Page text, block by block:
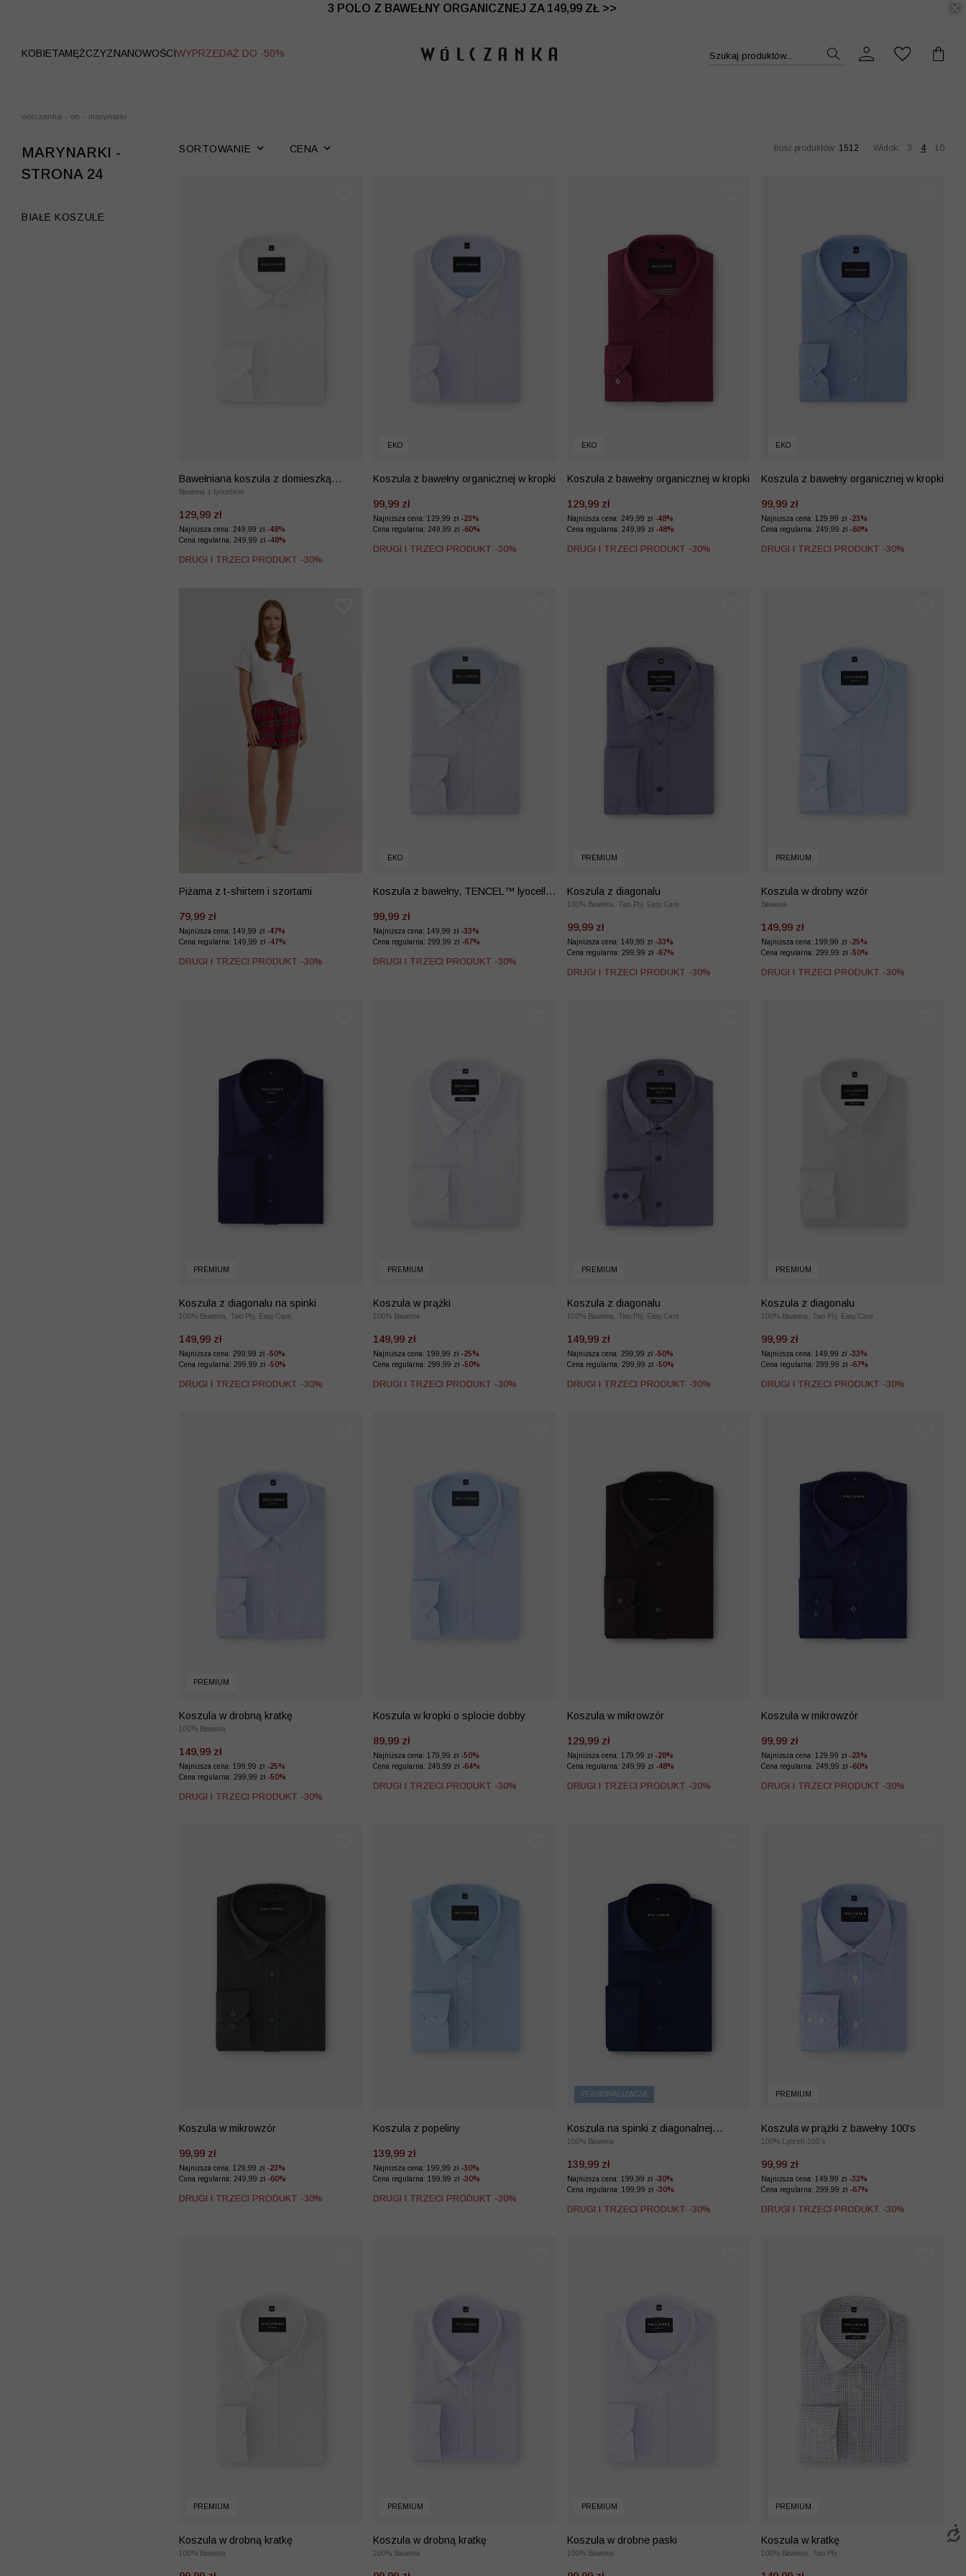
3 POLO Z BAWEŁNY ORGANICZNEJ ZA 149,99 ZŁ >>
WYPRZEDAŻ DO -50% | DODATKOWE -30% NA DRUGI I TRZECI PRODUKT >>
KOBIETAMĘŻCZYZNANOWOŚCIWYPRZEDAŻ DO -50% Szukaj produktów...
wólczanka - on - marynarki
MARYNARKI -
STRONA 24
BIAŁE KOSZULE
SORTOWANIE CENA Ilość produktów: 1512 Widok: 3 4 10
Bawełniana koszula z domieszką
lyocellu
Bawełna z lyocellem
129,99 zł
Najniższa cena: 249,99 zł -48%
Cena regularna: 249,99 zł -48%
DRUGI I TRZECI PRODUKT -30%
EKO
Koszula z bawełny organicznej w kropki
99,99 zł
Najniższa cena: 129,99 zł -23%
Cena regularna: 249,99 zł -60%
DRUGI I TRZECI PRODUKT -30%
EKO
Koszula z bawełny organicznej w kropki
129,99 zł
Najniższa cena: 249,99 zł -48%
Cena regularna: 249,99 zł -48%
DRUGI I TRZECI PRODUKT -30%
EKO
Koszula z bawełny organicznej w kropki
99,99 zł
Najniższa cena: 129,99 zł -23%
Cena regularna: 249,99 zł -60%
DRUGI I TRZECI PRODUKT -30%
Piżama z t-shirtem i szortami
79,99 zł
Najniższa cena: 149,99 zł -47%
Cena regularna: 149,99 zł -47%
DRUGI I TRZECI PRODUKT -30%
EKO
Koszula z bawełny, TENCEL™ lyocellu i
99,99 zł
Najniższa cena: 149,99 zł -33%
Cena regularna: 299,99 zł -67%
DRUGI I TRZECI PRODUKT -30%
PREMIUM
Koszula z diagonalu
100% Bawełna, Two Ply, Easy Care
99,99 zł
Najniższa cena: 149,99 zł -33%
Cena regularna: 299,99 zł -67%
DRUGI I TRZECI PRODUKT -30%
PREMIUM
Koszula w drobny wzór
Bawełna
149,99 zł
Najniższa cena: 199,99 zł -25%
Cena regularna: 299,99 zł -50%
DRUGI I TRZECI PRODUKT -30%
PREMIUM
Koszula z diagonalu na spinki
100% Bawełna, Two Ply, Easy Care
149,99 zł
Najniższa cena: 299,99 zł -50%
Cena regularna: 299,99 zł -50%
DRUGI I TRZECI PRODUKT -30%
PREMIUM
Koszula w prążki
100% Bawełna
149,99 zł
Najniższa cena: 199,99 zł -25%
Cena regularna: 299,99 zł -50%
DRUGI I TRZECI PRODUKT -30%
PREMIUM
Koszula z diagonalu
100% Bawełna, Two Ply, Easy Care
149,99 zł
Najniższa cena: 299,99 zł -50%
Cena regularna: 299,99 zł -50%
DRUGI I TRZECI PRODUKT -30%
PREMIUM
Koszula z diagonalu
100% Bawełna, Two Ply, Easy Care
99,99 zł
Najniższa cena: 149,99 zł -33%
Cena regularna: 299,99 zł -67%
DRUGI I TRZECI PRODUKT -30%
PREMIUM
Koszula w drobną kratkę
100% Bawełna
149,99 zł
Najniższa cena: 199,99 zł -25%
Cena regularna: 299,99 zł -50%
DRUGI I TRZECI PRODUKT -30%
Koszula w kropki o splocie dobby
89,99 zł
Najniższa cena: 179,99 zł -50%
Cena regularna: 249,99 zł -64%
DRUGI I TRZECI PRODUKT -30%
Koszula w mikrowzór
129,99 zł
Najniższa cena: 179,99 zł -28%
Cena regularna: 249,99 zł -48%
DRUGI I TRZECI PRODUKT -30%
Koszula w mikrowzór
99,99 zł
Najniższa cena: 129,99 zł -23%
Cena regularna: 249,99 zł -60%
DRUGI I TRZECI PRODUKT -30%
Koszula w mikrowzór
99,99 zł
Najniższa cena: 129,99 zł -23%
Cena regularna: 249,99 zł -60%
DRUGI I TRZECI PRODUKT -30%
Koszula z popeliny
139,99 zł
Najniższa cena: 199,99 zł -30%
Cena regularna: 199,99 zł -30%
DRUGI I TRZECI PRODUKT -30%
PERSONALIZACJA
Koszula na spinki z diagonalnej
bawełny
100% Bawełna
139,99 zł
Najniższa cena: 199,99 zł -30%
Cena regularna: 199,99 zł -30%
DRUGI I TRZECI PRODUKT -30%
PREMIUM
Koszula w prążki z bawełny 100's
100% Lyocell 100's
99,99 zł
Najniższa cena: 149,99 zł -33%
Cena regularna: 299,99 zł -67%
DRUGI I TRZECI PRODUKT -30%
PREMIUM
Koszula w drobną kratkę
100% Bawełna
PREMIUM
Koszula w drobną kratkę
100% Bawełna
PREMIUM
Koszula w drobne paski
100% Bawełna
PREMIUM
Koszula w kratkę
100% Bawełna, Two Ply